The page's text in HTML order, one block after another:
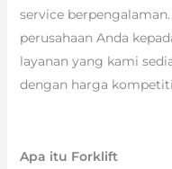
service
perusahaan Anda
layanan yang kami
dengan harga
Apa itu Forklift